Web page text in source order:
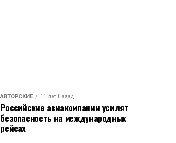
АВТОРСКИЕ 11 лет Назад
Российские авиакомпании усилят
безопасность на международных
рейсах